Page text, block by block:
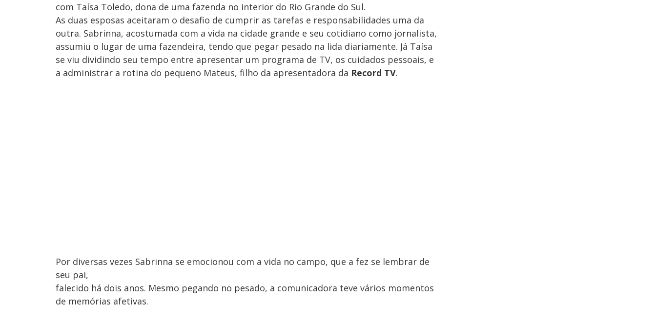
com Taísa Toledo, dona de uma fazenda no interior do Rio Grande do Sul.
As duas esposas aceitaram o desafio de cumprir as tarefas e responsabilidades uma da
outra. Sabrinna, acostumada com a vida na cidade grande e seu cotidiano como jornalista,
assumiu o lugar de uma fazendeira, tendo que pegar pesado na lida diariamente. Já Taísa
se viu dividindo seu tempo entre apresentar um programa de TV, os cuidados pessoais, e
a administrar a rotina do pequeno Mateus, filho da apresentadora da Record TV.
Por diversas vezes Sabrinna se emocionou com a vida no campo, que a fez se lembrar de
seu pai,
falecido há dois anos. Mesmo pegando no pesado, a comunicadora teve vários momentos
de memórias afetivas.